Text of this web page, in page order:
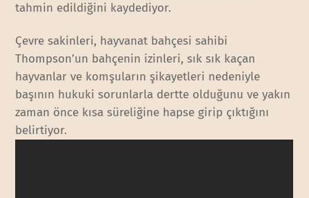
tahmin edildiğini kaydediyor.
Çevre sakinleri, hayvanat bahçesi sahibi
Thompson’un bahçenin izinleri, sık sık kaçan
hayvanlar ve komşuların şikayetleri nedeniyle
başının hukuki sorunlarla dertte olduğunu ve yakın
zaman önce kısa süreliğine hapse girip çıktığını
belirtiyor.